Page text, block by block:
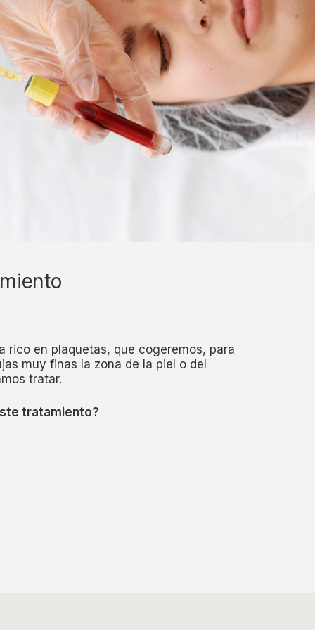
rico en plaquetas, que cogeremos, para
muy finas la zona de la piel o del
tratar.
tratamiento?